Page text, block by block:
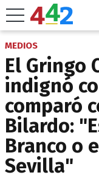
MEDIOS
El Gringo
indignó
comparó
Bilardo:
Branco o
Sevilla"